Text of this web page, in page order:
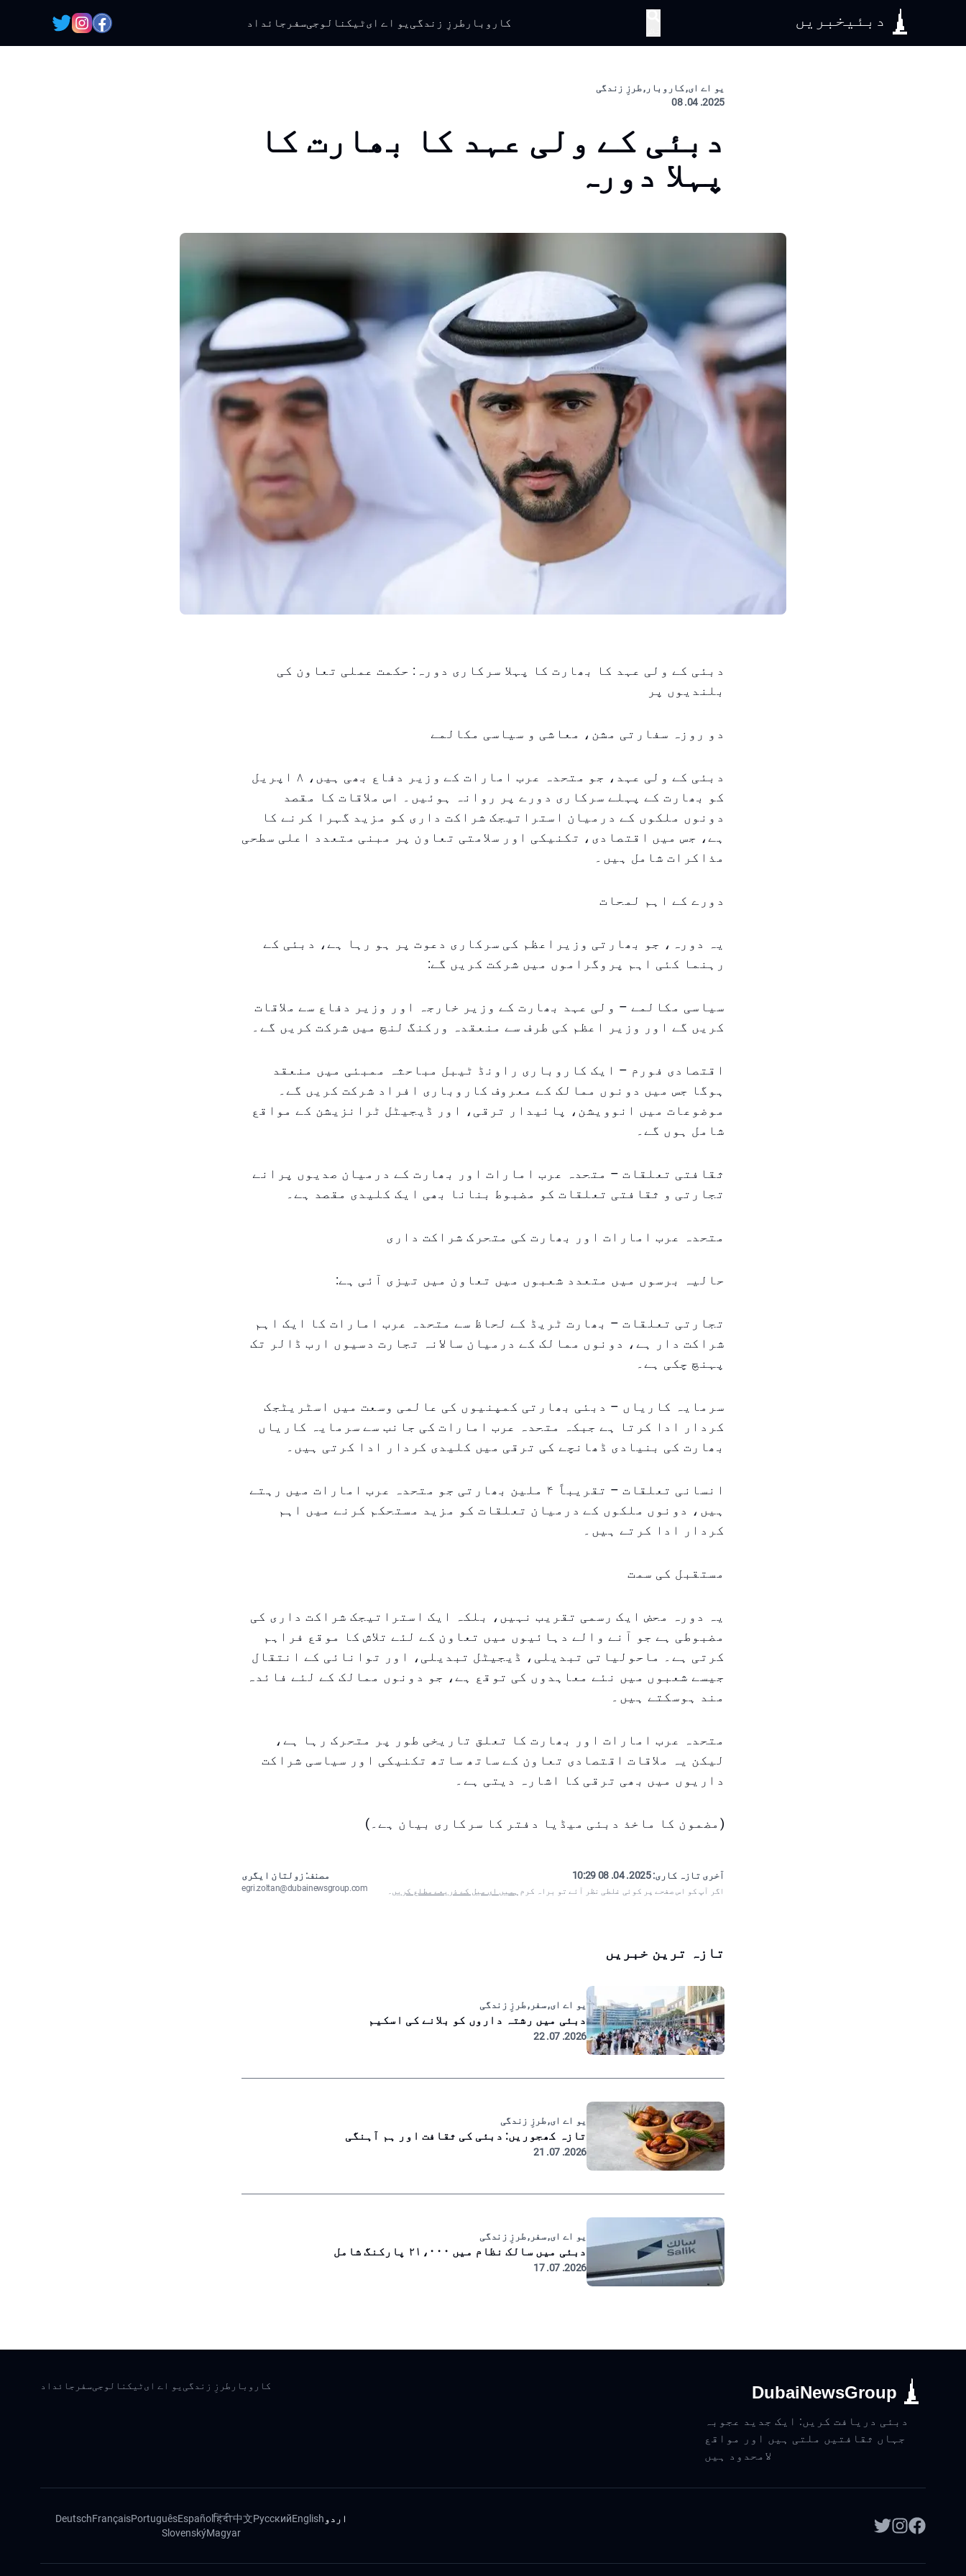
دبئیخبریں کاروبار طرزِ زندگی یو اے ایٹیکنالوجیسفر جائداد
یو اے ای, کاروبار, طرزِ زندگی
2025. 04. 08
دبئی کے ولی عہد کا بھارت کا
پہلا دورہ
دبئی کے ولی عہد کا بھارت کا پہلا سرکاری دورہ: حکمت عملی تعاون کی
بلندیوں پر
دو روزہ سفارتی مشن، معاشی و سیاسی مکالمے
دبئی کے ولی عہد، جو متحدہ عرب امارات کے وزیر دفاع بھی ہیں، ۸ اپریل
کو بھارت کے پہلے سرکاری دورے پر روانہ ہوئیں۔ اس ملاقات کا مقصد
دونوں ملکوں کے درمیان استراتیجک شراکت داری کو مزید گہرا کرنے کا
ہے، جس میں اقتصادی، تکنیکی اور سلامتی تعاون پر مبنی متعدد اعلی سطحی
مذاکرات شامل ہیں۔
دورے کے اہم لمحات
یہ دورہ، جو بھارتی وزیراعظم کی سرکاری دعوت پر ہو رہا ہے، دبئی کے
رہنما کئی اہم پروگراموں میں شرکت کریں گے:
سیاسی مکالمے – ولی عہد بھارت کے وزیر خارجہ اور وزیر دفاع سے ملاقات
کریں گے اور وزیر اعظم کی طرف سے منعقدہ ورکنگ لنچ میں شرکت کریں گے۔
اقتصادی فورم – ایک کاروباری راونڈ ٹیبل مباحثہ ممبئی میں منعقد
ہوگا جس میں دونوں ممالک کے معروف کاروباری افراد شرکت کریں گے۔
موضوعات میں انوویشن، پائیدار ترقی، اور ڈیجیٹل ٹرانزیشن کے مواقع
شامل ہوں گے۔
ثقافتی تعلقات – متحدہ عرب امارات اور بھارت کے درمیان صدیوں پرانے
تجارتی و ثقافتی تعلقات کو مضبوط بنانا بھی ایک کلیدی مقصد ہے۔
متحدہ عرب امارات اور بھارت کی متحرک شراکت داری
حالیہ برسوں میں متعدد شعبوں میں تعاون میں تیزی آئی ہے:
تجارتی تعلقات – بھارت ٹریڈ کے لحاظ سے متحدہ عرب امارات کا ایک اہم
شراکت دار ہے، دونوں ممالک کے درمیان سالانہ تجارت دسیوں ارب ڈالر تک
پہنچ چکی ہے۔
سرمایہ کاریاں – دبئی بھارتی کمپنیوں کی عالمی وسعت میں اسٹریٹجک
کردار ادا کرتا ہے جبکہ متحدہ عرب امارات کی جانب سے سرمایہ کاریاں
بھارت کی بنیادی ڈھانچے کی ترقی میں کلیدی کردار ادا کرتی ہیں۔
انسانی تعلقات – تقریباً ۴ ملین بھارتی جو متحدہ عرب امارات میں رہتے
ہیں، دونوں ملکوں کے درمیان تعلقات کو مزید مستحکم کرنے میں اہم
کردار ادا کرتے ہیں۔
مستقبل کی سمت
یہ دورہ محض ایک رسمی تقریب نہیں، بلکہ ایک استراتیجک شراکت داری کی
مضبوطی ہے جو آنے والے دہائیوں میں تعاون کے لئے تلاش کا موقع فراہم
کرتی ہے۔ ماحولیاتی تبدیلی، ڈیجیٹل تبدیلی، اور توانائی کے انتقال
جیسے شعبوں میں نئے معاہدوں کی توقع ہے، جو دونوں ممالک کے لئے فائدہ
مند ہوسکتے ہیں۔
متحدہ عرب امارات اور بھارت کا تعلق تاریخی طور پر متحرک رہا ہے،
لیکن یہ ملاقات اقتصادی تعاون کے ساتھ ساتھ تکنیکی اور سیاسی شراکت
داریوں میں بھی ترقی کا اشارہ دیتی ہے۔
(مضمون کا ماخذ دبئی میڈیا دفتر کا سرکاری بیان ہے۔)
آخری تازہ کاری:2025. 04. 08 10:29
اگر آپ کو اس صفحے پر کوئی غلطی نظر آئے تو براہ کرم ہمیں ای میل کے ذریعے مطلع کریں۔
مصنف: زولتان ایگری
egri.zoltan@dubainewsgroup.com
تازہ ترین خبریں
یو اے ای, سفر, طرزِ زندگی
دبئی میں رشتہ داروں کو بلانے کی اسکیم
2026. 07. 22
یو اے ای, طرزِ زندگی
تازہ کھجوریں: دبئی کی ثقافت اور ہم آہنگی
2026. 07. 21
یو اے ای, سفر, طرزِ زندگی
دبئی میں سالک نظام میں ۲۱،۰۰۰ پارکنگ شامل
2026. 07. 17
DubaiNewsGroup
دبئی دریافت کریں: ایک جدید عجوبہ
جہاں ثقافتیں ملتی ہیں اور مواقع
لامحدود ہیں
کاروبار طرزِ زندگی یو اے ایٹیکنالوجیسفر جائداد
اردو English
Русский
中文
हिंदी
Español
Português
Français
Deutsch
Magyar
Slovenský